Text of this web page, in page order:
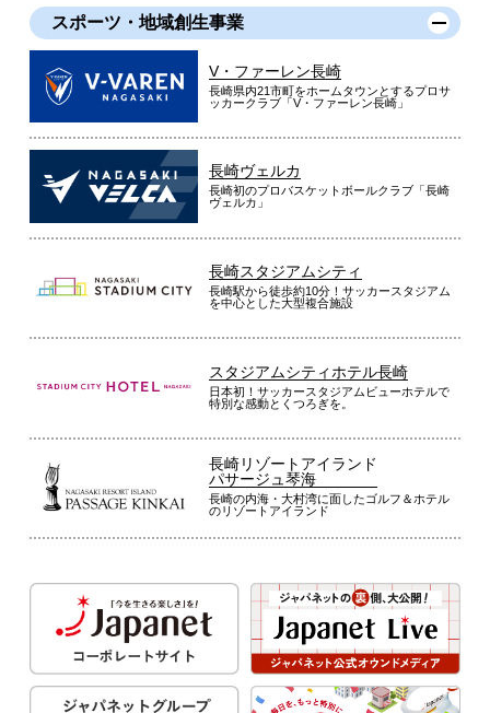
スポーツ・地域創生事業
V・ファーレン長崎
長崎県内21市町をホームタウンとするプロサ
ッカークラブ「V・ファーレン長崎」
長崎ヴェルカ
長崎初のプロバスケットボールクラブ「長崎
ヴェルカ」
長崎スタジアムシティ
長崎駅から徒歩約10分！サッカースタジアム
を中心とした大型複合施設
スタジアムシティホテル長崎
日本初！サッカースタジアムビューホテルで
特別な感動とくつろぎを。
長崎リゾートアイランド
パサージュ琴海
長崎の内海・大村湾に面したゴルフ＆ホテル
のリゾートアイランド